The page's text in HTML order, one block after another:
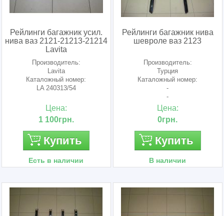
Рейлинги багажник усил.
нива ваз 2121-21213-21214
Lavita
Производитель:
Lavita
Каталожный номер:
LA 240313/54
Цена:
1 100грн.
Купить
Есть в наличии
Рейлинги багажник нива
шевроле ваз 2123
Производитель:
Турция
Каталожный номер:
-
-
Цена:
0грн.
Купить
В наличии